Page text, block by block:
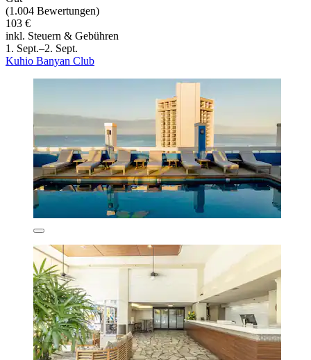
(1.004 Bewertungen)
103 €
inkl. Steuern & Gebühren
1. Sept.–2. Sept.
Kuhio Banyan Club